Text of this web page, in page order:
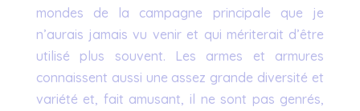
mondes de la campagne principale que je
n’aurais jamais vu venir et qui mériterait d’être
utilisé plus souvent. Les armes et armures
connaissent aussi une assez grande diversité et
variété et, fait amusant, il ne sont pas genrés,